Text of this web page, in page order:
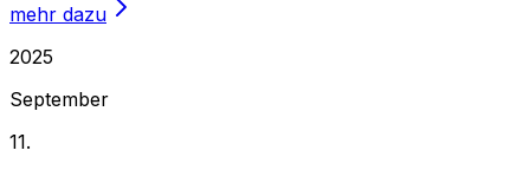
mehr dazu
2025
September
11.